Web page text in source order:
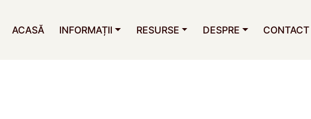
ACASĂ INFORMAȚII RESURSE DESPRE CONTACT